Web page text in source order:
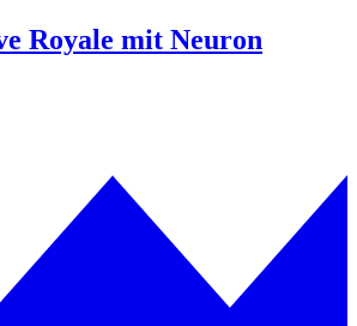
Royale mit Neuron